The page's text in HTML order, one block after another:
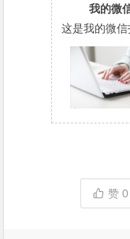
我的微
这是我的微信
赞0